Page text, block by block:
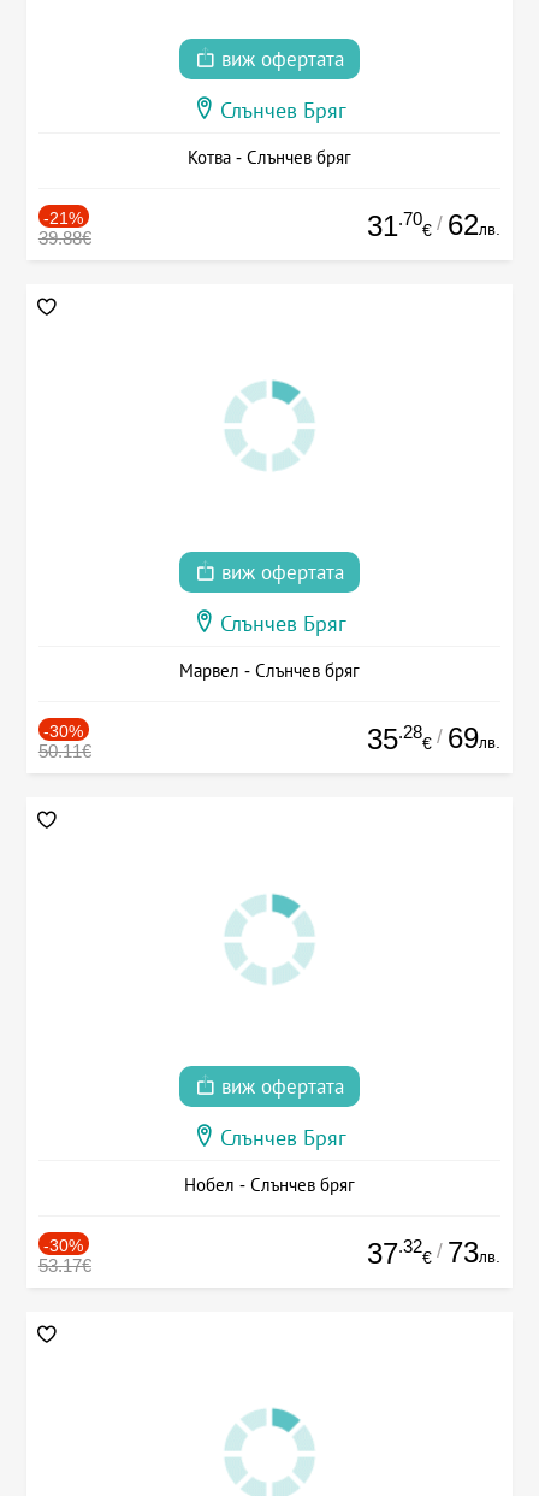
виж офертата
Слънчев Бряг
Котва - Слънчев бряг
-21%
39.88€ 31.70
€ / 62лв.
виж офертата
Слънчев Бряг
Марвел - Слънчев бряг
-30%
50.11€ 35.28
€ / 69лв.
виж офертата
Слънчев Бряг
Нобел - Слънчев бряг
-30%
53.17€ 37.32
€ / 73лв.